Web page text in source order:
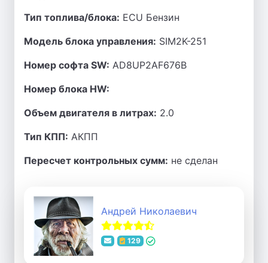
Тип топлива/блока: ECU Бензин
Модель блока управления: SIM2K-251
Номер софта SW: AD8UP2AF676B
Номер блока HW:
Объем двигателя в литрах: 2.0
Тип КПП: АКПП
Пересчет контрольных сумм: не сделан
Андрей Николаевич
129